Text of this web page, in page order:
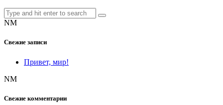
NM
Свежие записи
Привет, мир!
NM
Свежие комментарии